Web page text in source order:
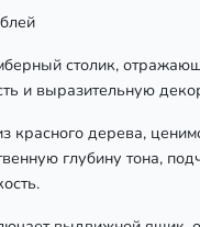
столик,
и выразительную
красного дерева,
глубину тона,